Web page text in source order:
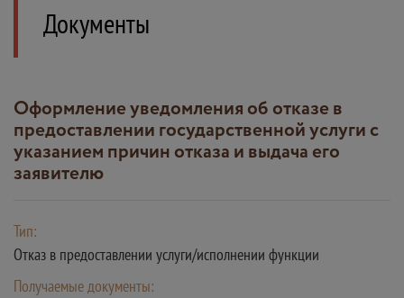
Документы
оформление уведомления об отказе в
предоставлении государственной услуги с
указанием причин отказа и выдача его
заявителю
Тип:
Отказ в предоставлении услуги/исполнении функции
Получаемые документы: